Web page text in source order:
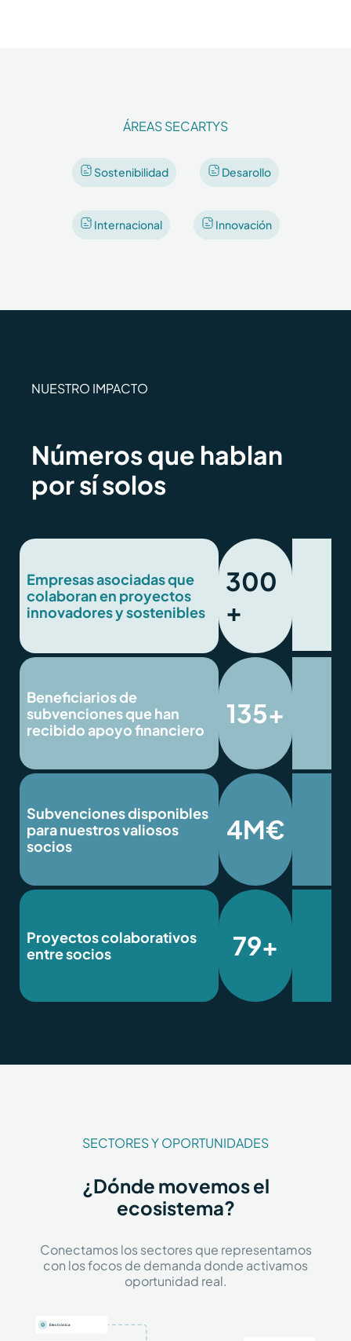
ÁREAS SECARTYS
Sostenibilidad Desarollo
Internacional Innovación
NUESTRO IMPACTO
Números que hablan
por sí solos
Empresas asociadas que
colaboran en proyectos
innovadores y sostenibles
300
+
Beneficiarios de
subvenciones que han
recibido apoyo financiero
135+
Subvenciones disponibles
para nuestros valiosos
socios
4M€
Proyectos colaborativos
entre socios
79+
SECTORES Y OPORTUNIDADES
¿Dónde movemos el
ecosistema?
Conectamos los sectores que representamos
con los focos de demanda donde activamos
oportunidad real.
Electrónica